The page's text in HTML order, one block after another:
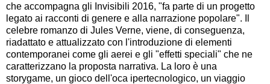
che accompagna gli Invisibili 2016, "fa parte di un progetto
legato ai racconti di genere e alla narrazione popolare". Il
celebre romanzo di Jules Verne, viene, di conseguenza,
riadattato e attualizzato con l'introduzione di elementi
contemporanei come gli aerei e gli "effetti speciali" che ne
caratterizzano la proposta narrativa. La loro è una
storygame, un gioco dell'oca ipertecnologico, un viaggio